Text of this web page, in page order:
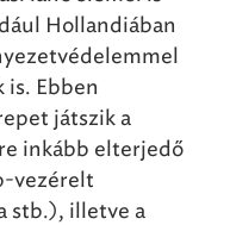
Hollandiában
is. Ebben
játszik a
inkább elterjedő
vezérelt
stb.), illetve a